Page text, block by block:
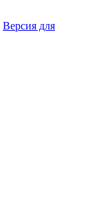
Версия для